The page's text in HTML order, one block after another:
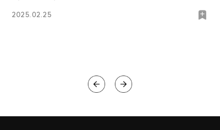
2025.02.25
북